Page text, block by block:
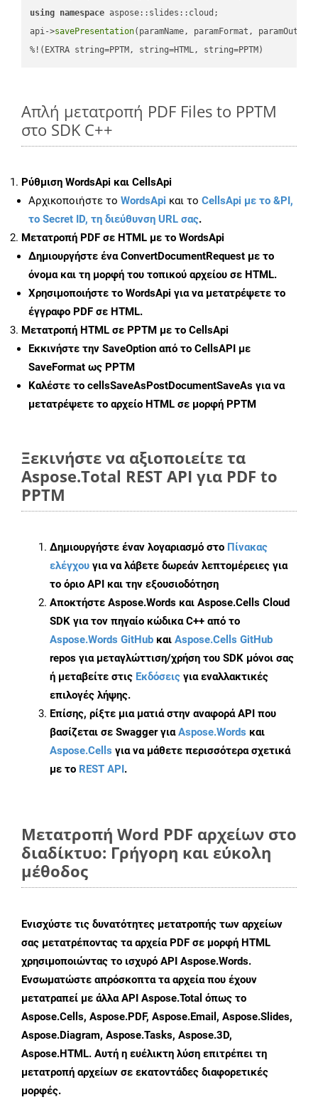
using namespace aspose::slides::cloud;
api->savePresentation(paramName, paramFormat,
%!(EXTRA string=PPTM, string=HTML, string=PPTM)
Απλή μετατροπή PDF Files to PPTM
στο SDK C++
Ρύθμιση WordsApi και CellsApi
Αρχικοποιήστε το WordsApi και το CellsApi με το &PI,
το Secret ID, τη διεύθυνση URL σας.
Μετατροπή PDF σε HTML με το WordsApi
Δημιουργήστε έναConvertDocumentRequest με το
όνομα και τη μορφή του τοπικού αρχείου σε HTML.
Χρησιμοποιήστε το WordsApi για να μετατρέψετε το
έγγραφο PDF σε HTML.
Μετατροπή HTML σε PPTM με το CellsApi
Εκκινήστε την SaveOption από το CellsAPI με
SaveFormat ως PPTM
Καλέστε το cellsSaveAsPostDocumentSaveAs για να
μετατρέψετε το αρχείο HTML σε μορφή PPTM
Ξεκινήστε να αξιοποιείτε τα
Aspose.Total REST API για PDF to
PPTM
Δημιουργήστε έναν λογαριασμό στο Πίνακας
ελέγχου για να λάβετε δωρεάν λεπτομέρειες για
το όριο API και την εξουσιοδότηση
Αποκτήστε Aspose.Words και Aspose.Cells Cloud
SDK για τον πηγαίο κώδικα C++ από το
Aspose.Words GitHub και Aspose.Cells GitHub
repos για μεταγλώττιση/χρήση του SDK μόνοι σας
ή μεταβείτε στις Εκδόσεις για εναλλακτικές
επιλογές λήψης.
Επίσης, ρίξτε μια ματιά στην αναφορά API που
βασίζεται σε Swagger γιαAspose.Words και
Aspose.Cells για να μάθετε περισσότερα σχετικά
με το REST API.
Μετατροπή Word PDF αρχείων στο
διαδίκτυο: Γρήγορη και εύκολη
μέθοδος
Ενισχύστε τις δυνατότητες μετατροπής των αρχείων
σας μετατρέποντας τα αρχεία PDF σε μορφή HTML
χρησιμοποιώντας το ισχυρό API Aspose.Words.
Ενσωματώστε απρόσκοπτα τα αρχεία που έχουν
μετατραπεί με άλλα API Aspose.Total όπως το
Aspose.Cells, Aspose.PDF, Aspose.Email, Aspose.Slides,
Aspose.Diagram, Aspose.Tasks, Aspose.3D,
Aspose.HTML. Αυτή η ευέλικτη λύση επιτρέπει τη
μετατροπή αρχείων σε εκατοντάδες διαφορετικές
μορφές.